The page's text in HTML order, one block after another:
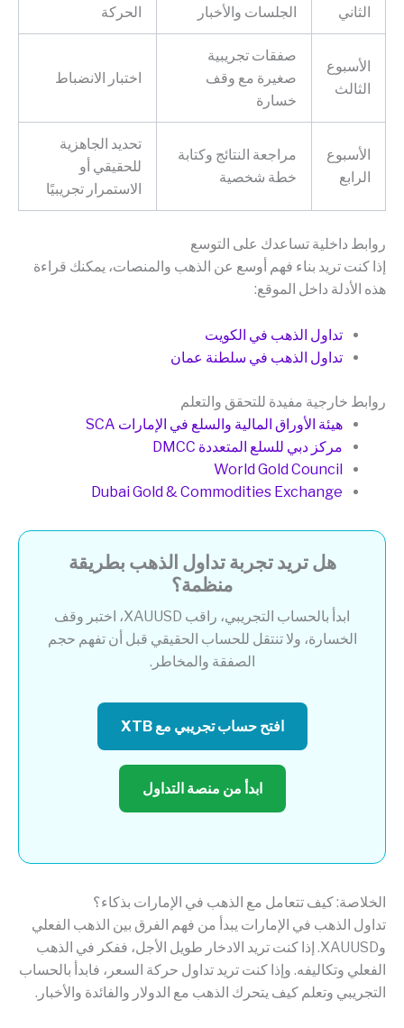
الثاني
الجلسات والأخبار
الحركة
الأسبوع
الثالث
صفقات تجريبية
صغيرة مع وقف
خسارة
اختبار الانضباط
الأسبوع
الرابع
مراجعة النتائج وكتابة
خطة شخصية
تحديد الجاهزية
للحقيقي أو
الاستمرار تجريبيًا
روابط داخلية تساعدك على التوسع
إذا كنت تريد بناء فهم أوسع عن الذهب والمنصات، يمكنك قراءة
هذه الأدلة داخل الموقع:
تداول الذهب في الكويت
تداول الذهب في سلطنة عمان
روابط خارجية مفيدة للتحقق والتعلم
هيئة الأوراق المالية والسلع في الإمارات SCA
مركز دبي للسلع المتعددة DMCC
World Gold Council
Dubai Gold & Commodities Exchange
هل تريد تجربة تداول الذهب بطريقة
منظمة؟
ابدأ بالحساب التجريبي، راقب XAUUSD، اختبر وقف
الخسارة، ولا تنتقل للحساب الحقيقي قبل أن تفهم حجم
الصفقة والمخاطر.
افتح حساب تجريبي مع XTB
ابدأ من منصة التداول
الخلاصة: كيف تتعامل مع الذهب في الإمارات بذكاء؟
تداول الذهب في الإمارات يبدأ من فهم الفرق بين الذهب الفعلي
وXAUUSD. إذا كنت تريد الادخار طويل الأجل، ففكر في الذهب
الفعلي وتكاليفه. وإذا كنت تريد تداول حركة السعر، فابدأ بالحساب
التجريبي وتعلم كيف يتحرك الذهب مع الدولار والفائدة والأخبار.